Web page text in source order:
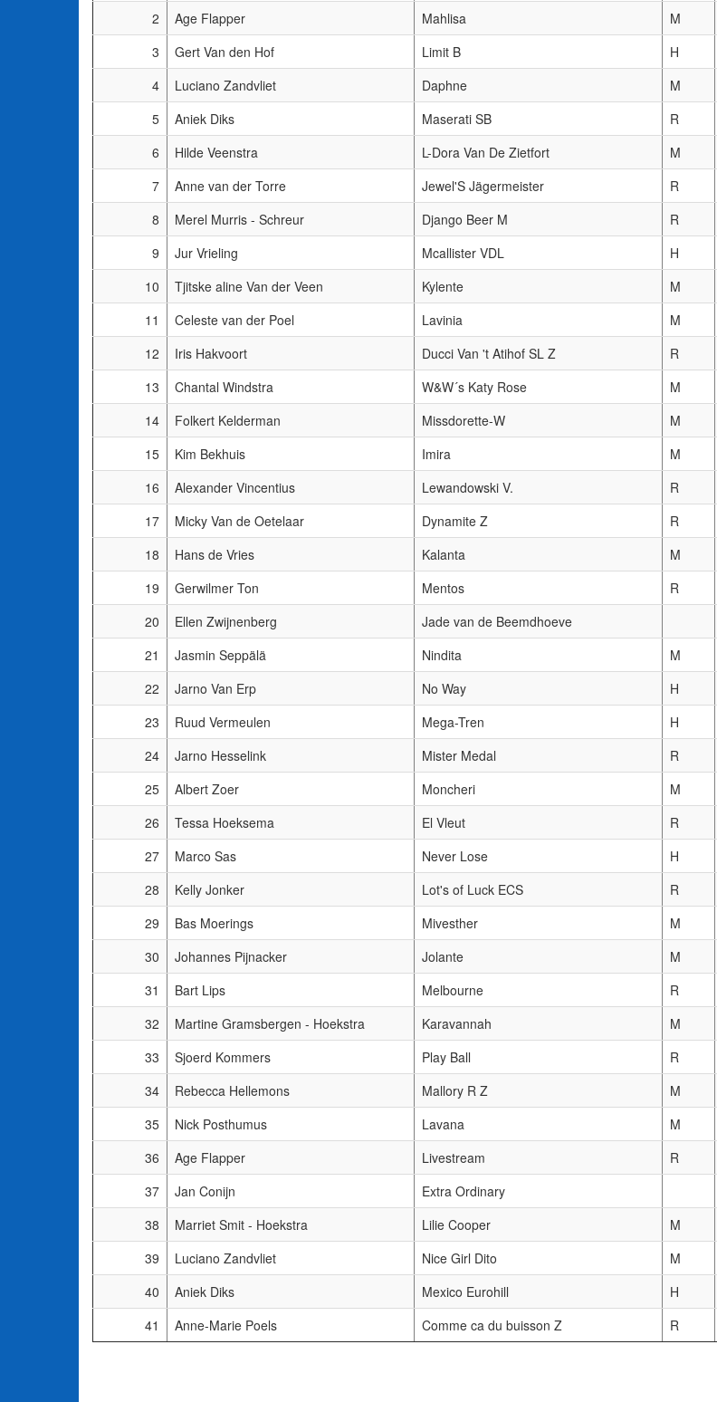
2
Age Flapper Mahlisa M
3
Gert Van den Hof Limit B H
4
Luciano Zandvliet Daphne M
5
Aniek Diks Maserati SB R
6
Hilde Veenstra L-Dora Van De Zietfort M
7
Anne van der Torre Jewel'S Jägermeister R
8
Merel Murris - Schreur Django Beer M R
9
Jur Vrieling Mcallister VDL H
10
Tjitske aline Van der Veen Kylente M
11
Celeste van der Poel Lavinia M
12
Iris Hakvoort Ducci Van 't Atihof SL Z R
13
Chantal Windstra W&W´s Katy Rose M
14
Folkert Kelderman Missdorette-W M
15
Kim Bekhuis Imira M
16
Alexander Vincentius Lewandowski V. R
17
Micky Van de Oetelaar Dynamite Z R
18
Hans de Vries Kalanta M
19
Gerwilmer Ton Mentos R
20
Ellen Zwijnenberg Jade van de Beemdhoeve
21
Jasmin Seppälä Nindita M
22
Jarno Van Erp No Way H
23
Ruud Vermeulen Mega-Tren H
24
Jarno Hesselink Mister Medal R
25
Albert Zoer Moncheri M
26
Tessa Hoeksema El Vleut R
27
Marco Sas Never Lose H
28
Kelly Jonker Lot's of Luck ECS R
29
Bas Moerings Mivesther M
30
Johannes Pijnacker Jolante M
31
Bart Lips Melbourne R
32
Martine Gramsbergen - Hoekstra Karavannah M
33
Sjoerd Kommers Play Ball R
34
Rebecca Hellemons Mallory R Z M
35
Nick Posthumus Lavana M
36
Age Flapper Livestream R
37
Jan Conijn Extra Ordinary
38
Marriet Smit - Hoekstra Lilie Cooper M
39
Luciano Zandvliet Nice Girl Dito M
40
Aniek Diks Mexico Eurohill H
41
Anne-Marie Poels Comme ca du buisson Z R